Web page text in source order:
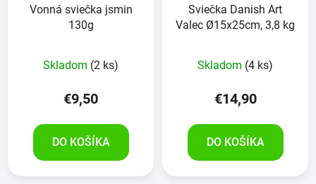
Vonná sviečka jsmin
130g
Skladom (2 ks)
€9,50
DO KOŠÍKA
Sviečka Danish Art
Valec Ø15x25cm, 3,8 kg
Skladom (4 ks)
€14,90
DO KOŠÍKA